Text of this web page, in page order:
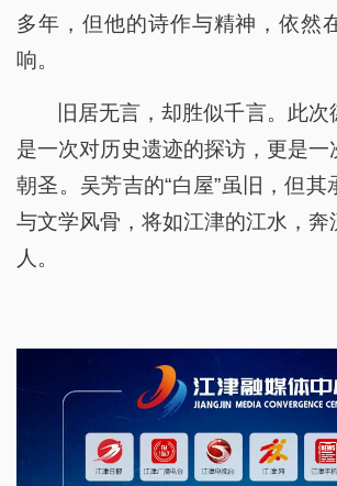
多年，但他的诗作与精神，依然
响。
旧居无言，却胜似千言。此次
是一次对历史遗迹的探访，更是一
朝圣。吴芳吉的“白屋”虽旧，但
与文学风骨，将如江津的江水，奔
人。